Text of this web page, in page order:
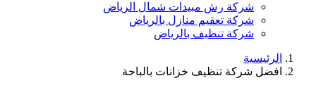
شركة رش مبيدات شمال الرياض
شركة تعقيم منازل بالرياض
شركة تنظيف بالرياض
الرئيسية
افضل شركة تنظيف خزانات بالباحة